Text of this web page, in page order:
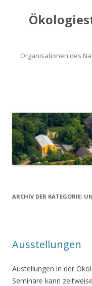
Organisationen des
ARCHIV DER KATEGORIE:
Ausstellungen
Austellungen in der
Seminare kann